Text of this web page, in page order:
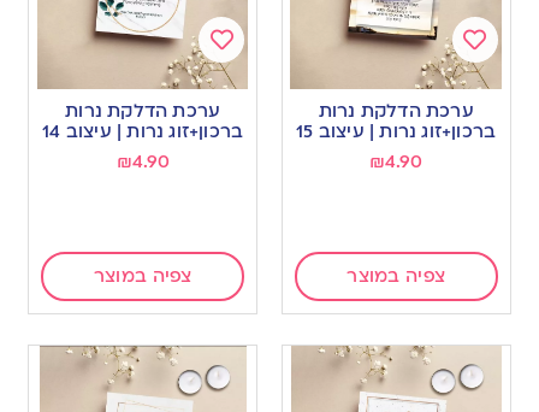
Add
wishlist
ערכת הדלקת נרות
ברכון+זוג נרות | עיצוב 15
₪4.90
צפיה במוצר
Add
wishlist
ערכת הדלקת נרות
ברכון+זוג נרות | עיצוב 14
₪4.90
צפיה במוצר